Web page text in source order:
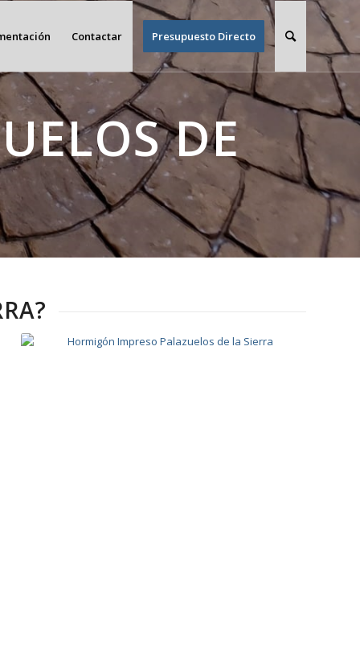
Contactar Presupuesto Directo
DE